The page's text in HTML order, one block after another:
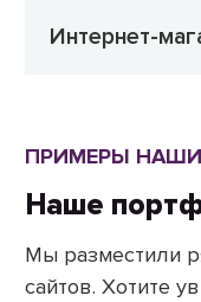
Интернет-
ПРИМЕРЫ
Наше
Мы разместили
сайтов. Хотите